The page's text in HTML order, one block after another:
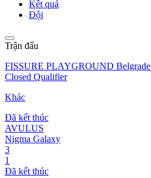
Kết quả
Đội
Trận đấu
FISSURE PLAYGROUND Belgrade
Closed Qualifier
Khác
Đã kết thúc
AVULUS
Nigma Galaxy
3
1
Đã kết thúc